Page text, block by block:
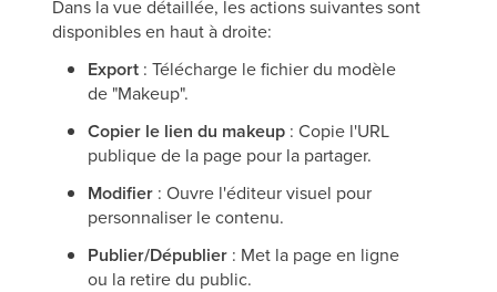
Dans la vue détaillée, les actions suivantes sont
disponibles en haut à droite:
Export : Télécharge le fichier du modèle
de "Makeup".
Copier le lien du makeup : Copie l'URL
publique de la page pour la partager.
Modifier : Ouvre l'éditeur visuel pour
personnaliser le contenu.
Publier/Dépublier : Met la page en ligne
ou la retire du public.